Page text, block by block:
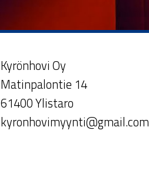
Kyrönhovi Oy
Matinpalontie 14
61400 Ylistaro
kyronhovimyynti@gmail.com